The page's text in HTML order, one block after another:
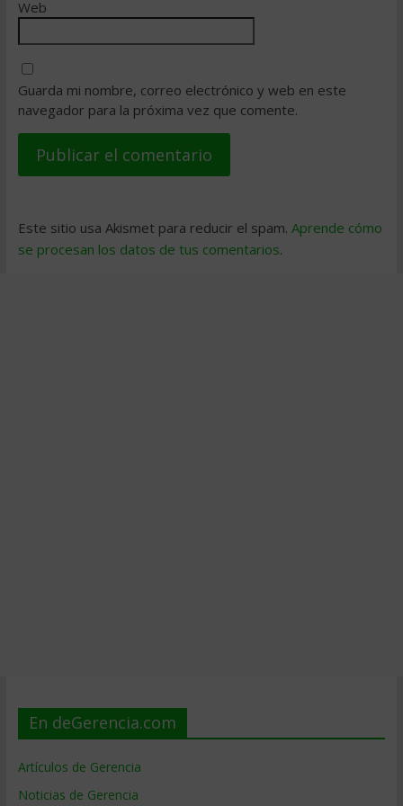
Web
Guarda mi nombre, correo electrónico y web en este
navegador para la próxima vez que comente.
Este sitio usa Akismet para reducir el spam. Aprende cómo
se procesan los datos de tus comentarios.
En deGerencia.com
Artículos de Gerencia
Noticias de Gerencia